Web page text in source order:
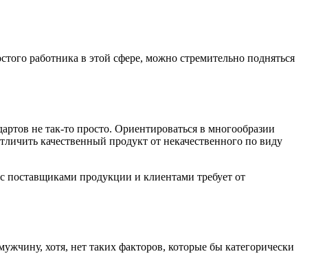
работника в этой сфере, можно стремительно подняться
не так-то просто. Ориентироваться в многообразии
качественный продукт от некачественного по виду
поставщиками продукции и клиентами требует от
хотя, нет таких факторов, которые бы категорически